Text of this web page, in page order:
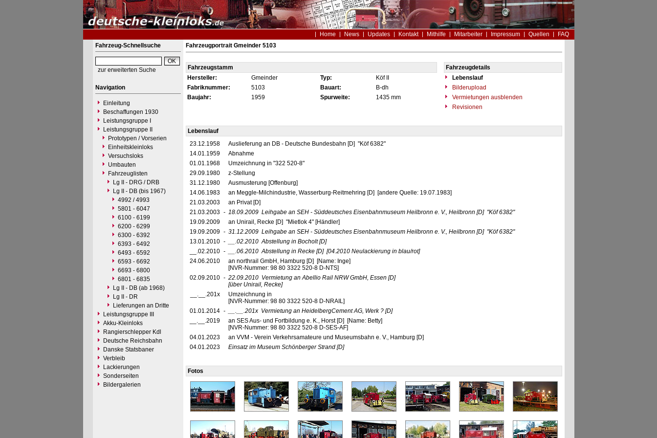
Home News Updates Kontakt Mithilfe Mitarbeiter Impressum Quellen
FAQ
Fahrzeug-Schnellsuche
zur erweiterten Suche
Navigation
Einleitung
Beschaffungen 1930
Leistungsgruppe I
Leistungsgruppe II
Prototypen / Vorserien
Einheitskleinloks
Versuchsloks
Umbauten
Fahrzeuglisten
Lg II - DRG / DRB
Lg II - DB (bis 1967)
4992 / 4993
5801 - 6047
6100 - 6199
6200 - 6299
6300 - 6392
6393 - 6492
6493 - 6592
6593 - 6692
6693 - 6800
6801 - 6835
Lg II - DB (ab 1968)
Lg II - DR
Lieferungen an Dritte
Leistungsgruppe III
Akku-Kleinloks
Rangierschlepper Kdl
Deutsche Reichsbahn
Danske Statsbaner
Verbleib
Lackierungen
Sonderseiten
Bildergalerien
Fahrzeugportrait Gmeinder 5103
Fahrzeugstamm
Fahrzeugdetails
Hersteller:
Gmeinder Typ: Köf II
Lebenslauf
Fabriknummer:
5103 Bauart: B-dh
Bilderupload
Baujahr:
1959 Spurweite: 1435 mm
Vermietungen ausblenden
Revisionen
Lebenslauf
23.12.1958
Auslieferung an DB - Deutsche Bundesbahn [D] "Köf 6382"
14.01.1959
Abnahme
01.01.1968
Umzeichnung in "322 520-8"
29.09.1980
z-Stellung
31.12.1980
Ausmusterung [Offenburg]
14.06.1983
an Meggle-Milchindustrie, Wasserburg-Reitmehring [D] [andere Quelle: 19.07.1983]
21.03.2003
an Privat [D]
21.03.2003 - 18.09.2009 Leihgabe an SEH - Süddeutsches Eisenbahnmuseum Heilbronn e. V., Heilbronn [D] "Köf 6382"
19.09.2009
an Unirail, Recke [D] "Mietlok 4" [Händler]
19.09.2009 - 31.12.2009 Leihgabe an SEH - Süddeutsches Eisenbahnmuseum Heilbronn e. V., Heilbronn [D] "Köf 6382"
13.01.2010 - __.02.2010 Abstellung in Bocholt [D]
__.02.2010 - __.06.2010 Abstellung in Recke [D] [04.2010 Neulackierung in blau/rot]
24.06.2010
an northrail GmbH, Hamburg [D] [Name: Inge]
[NVR-Nummer: 98 80 3322 520-8 D-NTS]
02.09.2010 - 22.09.2010 Vermietung an Abellio Rail NRW GmbH, Essen [D]
[über Unirail, Recke]
__.__.201x
Umzeichnung in
[NVR-Nummer: 98 80 3322 520-8 D-NRAIL]
01.01.2014 - __.__.201x Vermietung an HeidelbergCement AG, Werk ? [D]
__.__.2019
an SES Aus- und Fortbildung e. K., Horst [D] [Name: Betty]
[NVR-Nummer: 98 80 3322 520-8 D-SES-AF]
04.01.2023
an VVM - Verein Verkehrsamateure und Museumsbahn e. V., Hamburg [D]
04.01.2023
Einsatz im Museum Schönberger Strand [D]
Fotos